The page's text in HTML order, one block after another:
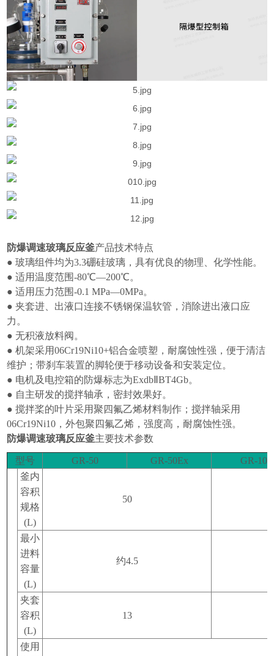
防爆调速玻璃反应釜产品技术特点
●玻璃组件均为3.3硼硅玻璃，具有优良的物理、化学性能。
●适用温度范围-80℃—200℃。
●适用压力范围-0.1 MPa—0MPa。
●夹套进、出液口连接不锈钢保温软管，消除进出液口应
力。
●无积液放料阀。
●机架采用06Cr19Ni10+铝合金喷塑，耐腐蚀性强，便于清洁
维护；带刹车装置的脚轮便于移动设备和安装定位。
● 电机及电控箱的防爆标志为ExdbⅡBT4Gb。
● 自主研发的搅拌轴承，密封效果好。
●搅拌桨的叶片采用聚四氟乙烯材料制作；搅拌轴采用
06Cr19Ni10 ，外包聚四氟乙烯，强度高，耐腐蚀性强。
防爆调速玻璃反应釜主要技术参数
型号 GR-50 GR-50Ex GR-100
釜内
容积
规格
(L)
50
最小
进料
容量
(L)
约4.5
夹套
容积
(L)
13
使用